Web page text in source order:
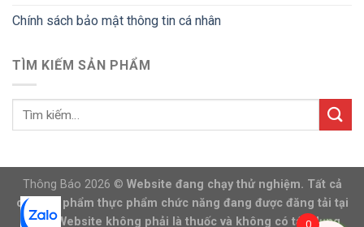
Chính sách bảo mật thông tin cá nhân
TÌM KIẾM SẢN PHẨM
Thông Báo 2026 © Website đang chạy thử nghiệm. Tất cả
các sản phẩm thực phẩm chức năng đang được đăng tải tại
trang Website không phải là thuốc và không có tác dụng
0